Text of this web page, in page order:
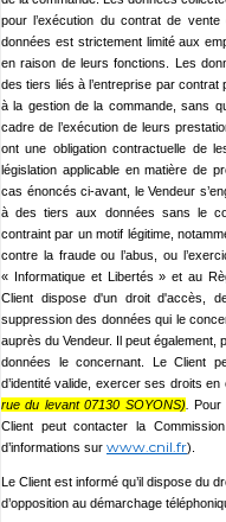
pour l’exécution du contrat de
données est strictement limité aux
en raison de leurs fonctions. Les
des tiers liés à l’entreprise par
à la gestion de la commande, sans
cadre de l’exécution de leurs
ont une obligation contractuelle de
législation applicable en matière de
cas énoncés ci-avant, le Vendeur
à des tiers aux données sans le
contraint par un motif légitime,
contre la fraude ou l’abus, ou
« Informatique et Libertés » et au
Client dispose d'un droit d'accès,
suppression des données qui le
auprès du Vendeur. Il peut également,
données le concernant. Le Client
d’identité valide, exercer ses droits
rue du levant 07130 SOYONS)
Client peut contacter la
d’informations sur www.cnil.fr).
Le Client est informé qu’il dispose du
d’opposition au démarchage